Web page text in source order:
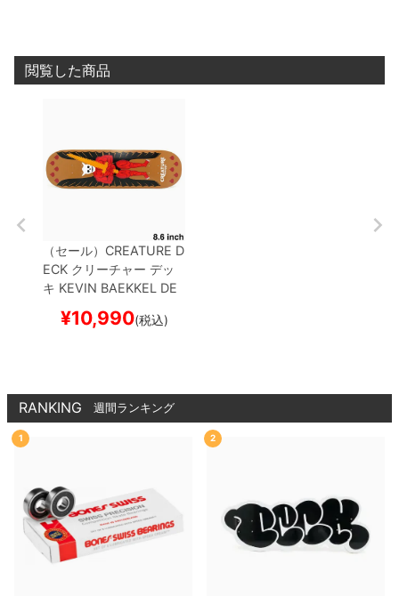
閲覧した商品
（セール） CREATURE D
ECK クリーチャー デッ
キ KEVIN BAEKKEL DE
ド スケボー
¥10,990(税込)
RANKING 週間ランキング
1 2